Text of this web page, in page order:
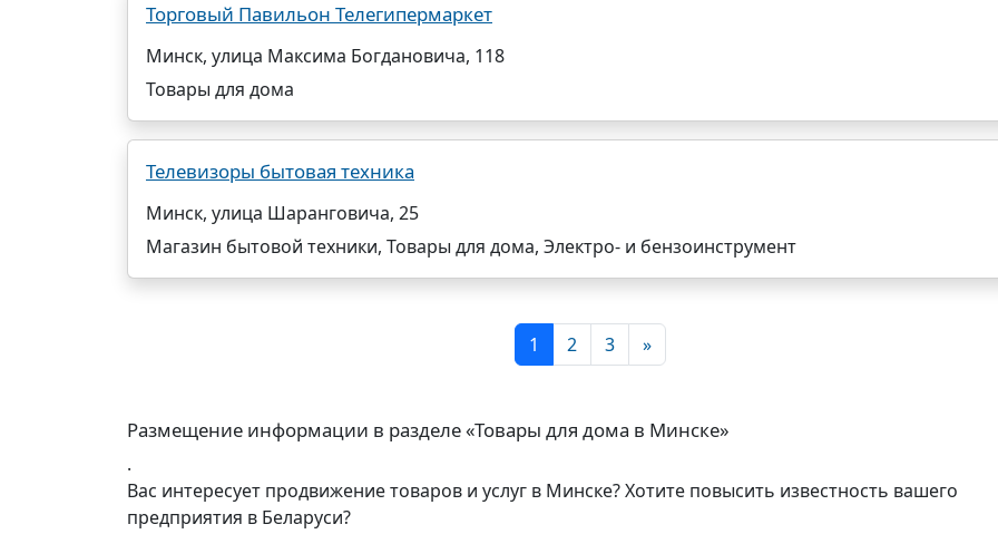
Торговый Павильон Телегипермаркет
Минск, улица Максима Богдановича, 118
Товары для дома
Телевизоры бытовая техника
Минск, улица Шаранговича, 25
Магазин бытовой техники, Товары для дома, Электро- и бензоинструмент
1 2 3 »
Размещение информации в разделе «Товары для дома в Минске»
.
Вас интересует продвижение товаров и услуг в Минске? Хотите повысить известность вашего
предприятия в Беларуси?